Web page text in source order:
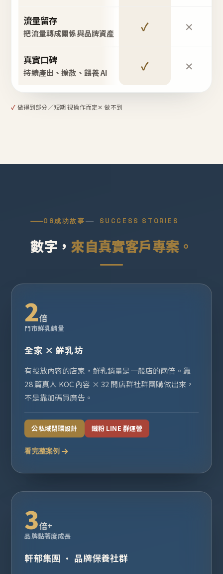
流量留存
把流量轉成關係與品牌資產 ✓ ✕
真實口碑
持續產出、擴散、餵養 AI ✓ ✕
✓ 做得到部分／短期 視操作而定✕ 做不到
06成功故事 SUCCESS STORIES
數字， 來自真實客戶專案。
2倍
門市鮮乳銷量
全家 × 鮮乳坊
有投放內容的店家，鮮乳銷量是一般店的兩倍。靠
28 篇真人 KOC 內容 × 32 間店群社群團購做出來，
不是靠加碼買廣告。
公私域閉環設計 鐵粉 LINE 群運營
看完整案例
3倍+
品牌黏著度成長
軒郁集團 · 品牌保養社群